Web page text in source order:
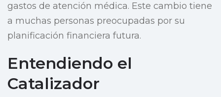
gastos de atención médica. Este cambio tiene
a muchas personas preocupadas por su
planificación financiera futura.
Entendiendo el
Catalizador